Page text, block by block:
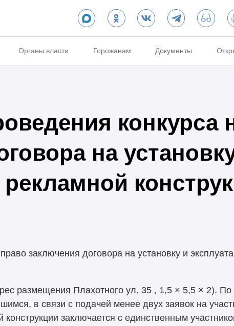
Органы власти Горожанам Документы
конкурса
на
заключения договора на установку и
размещения Плахотного ул. 35 , 1,5 × 5,5 × 2).
в связи с подачей менее двух заявок на
конструкции заключается с единственным